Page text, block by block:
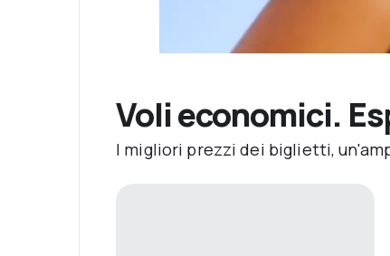
Voli economici.
I migliori prezzi dei biglietti,